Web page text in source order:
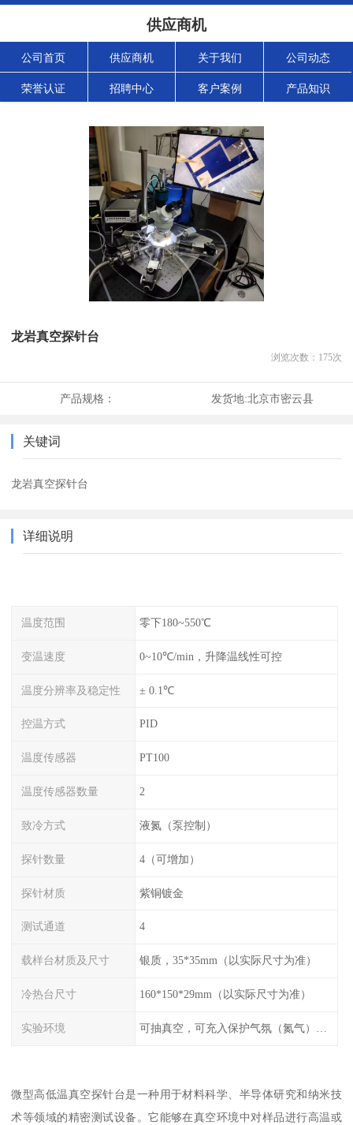
供应商机
公司首页 供应商机 关于我们 公司动态
荣誉认证 招聘中心 客户案例 产品知识
龙岩真空探针台
浏览次数： 175次
产品规格： 发货地:北京市密云县
关键词
龙岩真空探针台
详细说明
温度范围 零下180~550℃
变温速度 0~10℃/min，升降温线性可控
温度分辨率及稳定性 ± 0.1℃
控温方式 PID
温度传感器 PT100
温度传感器数量 2
致冷方式 液氮（泵控制）
探针数量 4（可增加）
探针材质 紫铜镀金
测试通道 4
载样台材质及尺寸 银质，35*35mm（以实际尺寸为准）
冷热台尺寸 160*150*29mm（以实际尺寸为准）
实验环境
微型高低温真空探针台是一种用于材料科学、半导体研究和纳米技
术等领域的精密测试设备。它能够在真空环境中对样品进行高温或